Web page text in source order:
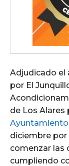
Adjudicado el
por El
de Los Alares
diciembre por
comenzar las
cumpliendo